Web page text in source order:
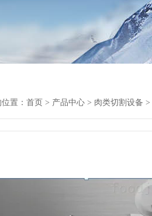
置： 首页 > 产品中心 > 肉类切割设备 >